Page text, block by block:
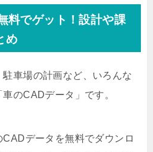
料でゲット！設計や課
め
車場の計画など、いろんな
のCADデータ」です。
データを無料でダウンロ